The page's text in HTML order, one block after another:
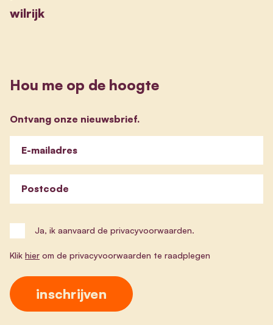
wilrijk
Hou me op de hoogte
Ontvang onze nieuwsbrief.
E-mailadres
Postcode
Ja, ik aanvaard de privacyvoorwaarden.
Klik hier om de privacyvoorwaarden te raadplegen